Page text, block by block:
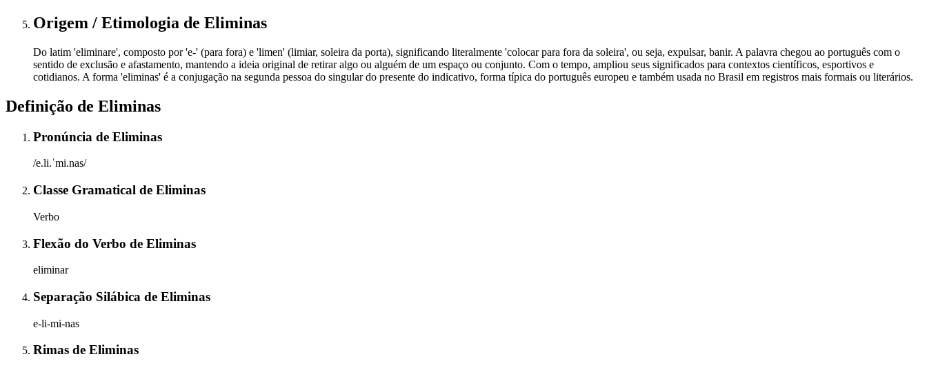
Origem / Etimologia de Eliminas
Do latim 'eliminare', composto por 'e-' (para fora) e 'limen' (limiar, soleira da porta), significando literalmente 'colocar para fora da soleira', ou seja, expulsar, banir. A palavra chegou ao português com o
sentido de exclusão e afastamento, mantendo a ideia original de retirar algo ou alguém de um espaço ou conjunto. Com o tempo, ampliou seus significados para contextos científicos, esportivos e
cotidianos. A forma 'eliminas' é a conjugação na segunda pessoa do singular do presente do indicativo, forma típica do português europeu e também usada no Brasil em registros mais formais ou literários.
Definição de Eliminas
Pronúncia de Eliminas
/e.li.ˈmi.nas/
Classe Gramatical de Eliminas
Verbo
Flexão do Verbo de Eliminas
eliminar
Separação Silábica de Eliminas
e-li-mi-nas
Rimas de Eliminas